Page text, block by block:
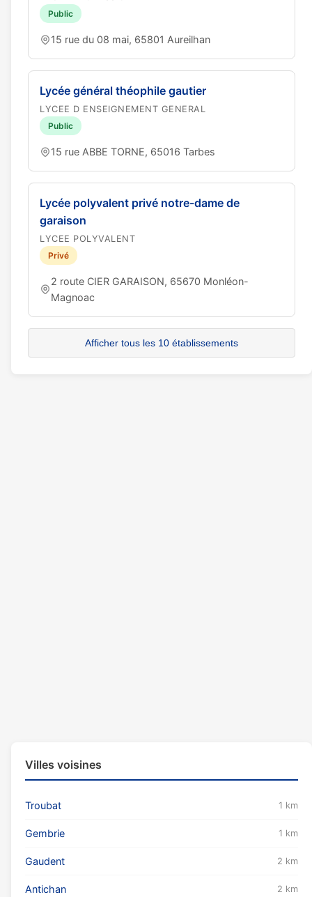
Public
15 rue du 08 mai, 65801 Aureilhan
Lycée général théophile gautier
LYCEE D ENSEIGNEMENT GENERAL
Public
15 rue ABBE TORNE, 65016 Tarbes
Lycée polyvalent privé notre-dame de
garaison
LYCEE POLYVALENT
Privé
2 route CIER GARAISON, 65670 Monléon-
Magnoac
Afficher tous les 10 établissements
Villes voisines
Troubat 1 km
Gembrie 1 km
Gaudent 2 km
Antichan 2 km